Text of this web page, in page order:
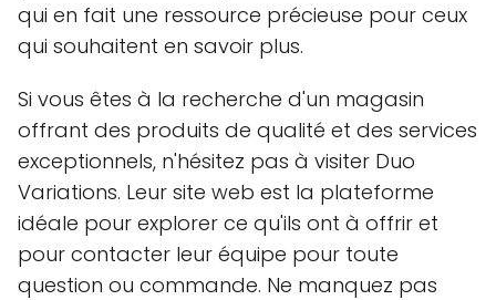
qui en fait une ressource précieuse pour ceux
qui souhaitent en savoir plus.
Si vous êtes à la recherche d'un magasin
offrant des produits de qualité et des services
exceptionnels, n'hésitez pas à visiter Duo
Variations. Leur site web est la plateforme
idéale pour explorer ce qu'ils ont à offrir et
pour contacter leur équipe pour toute
question ou commande. Ne manquez pas